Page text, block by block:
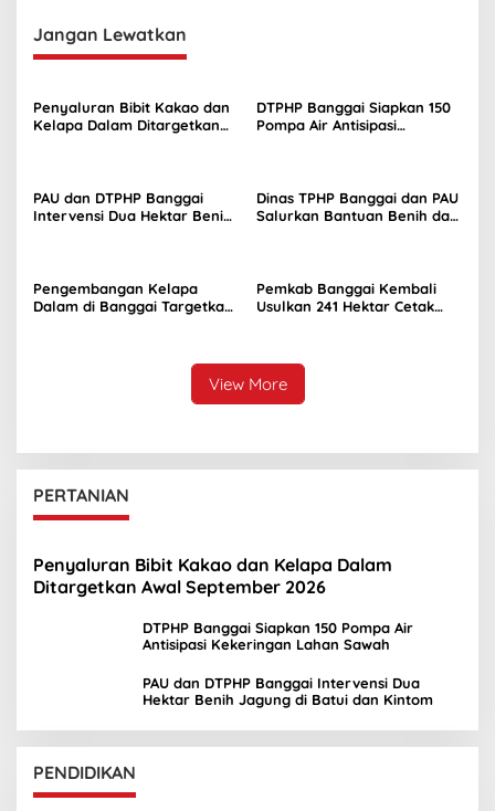
Jangan Lewatkan
Penyaluran Bibit Kakao dan
Kelapa Dalam Ditargetkan
DTPHP Banggai Siapkan 150
Pompa Air Antisipasi
PAU dan DTPHP Banggai
Intervensi Dua Hektar Benih
Dinas TPHP Banggai dan PAU
Salurkan Bantuan Benih dan
Pengembangan Kelapa
Dalam di Banggai Targetkan
Pemkab Banggai Kembali
Usulkan 241 Hektar Cetak
View More
PERTANIAN
Penyaluran Bibit Kakao dan Kelapa Dalam
Ditargetkan Awal September 2026
DTPHP Banggai Siapkan 150 Pompa Air
Antisipasi Kekeringan Lahan Sawah
PAU dan DTPHP Banggai Intervensi Dua
Hektar Benih Jagung di Batui dan Kintom
PENDIDIKAN